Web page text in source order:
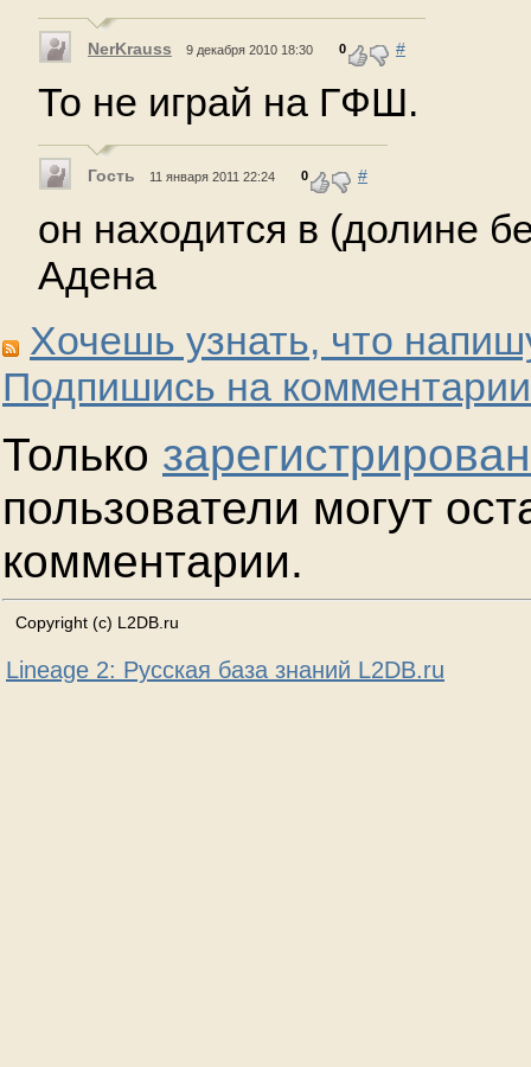
NerKrauss 9 декабря 2010 18:30 0 #
То не играй на ГФШ.
Гость 11 января 2011 22:24 0 #
он находится в (долине
Адена
Хочешь узнать, что
Подпишись на
Только
пользователи могут
комментарии.
Copyright (c) L2DB.ru
Lineage 2: Русская база знаний L2DB.ru